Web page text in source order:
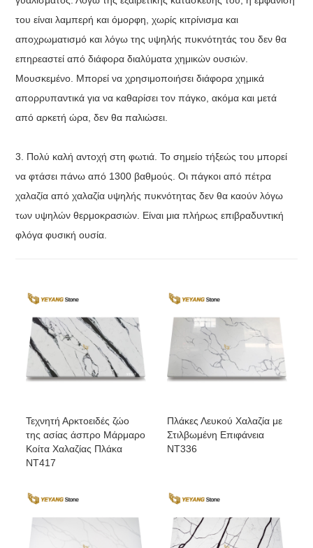
του είναι λαμπερή και όμορφη, χωρίς κιτρίνισμα και
αποχρωματισμό και λόγω της υψηλής πυκνότητάς του δεν θα
επηρεαστεί από διάφορα διαλύματα χημικών ουσιών.
Μουσκεμένο. Μπορεί να χρησιμοποιήσει διάφορα χημικά
απορρυπαντικά για να καθαρίσει τον πάγκο, ακόμα και μετά
από αρκετή ώρα, δεν θα παλιώσει.
3. Πολύ καλή αντοχή στη φωτιά. Το σημείο τήξεώς του μπορεί
να φτάσει πάνω από 1300 βαθμούς. Οι πάγκοι από πέτρα
χαλαζία από χαλαζία υψηλής πυκνότητας δεν θα καούν λόγω
των υψηλών θερμοκρασιών. Είναι μια πλήρως επιβραδυντική
φλόγα φυσική ουσία.
Τεχνητή Αρκτοειδές ζώο
της ασίας άσπρο Μάρμαρο
Κοίτα Χαλαζίας Πλάκα
NT417
Πλάκες Λευκού Χαλαζία με
Στιλβωμένη Επιφάνεια
NT336